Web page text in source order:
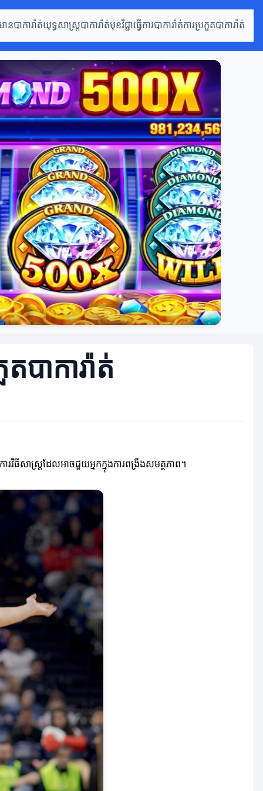
នបាការ៉ាត់យុទ្ធសាស្ត្របាការ៉ាត់មុខវិជ្ជាធ្វើការបាការ៉ាត់ការប្រកួតបាការ៉ាត់
បាការ៉ាត់
ារវិធីសាស្ត្រដែលអាចជួយអ្នកក្នុងការពង្រឹងសមត្ថភាព។